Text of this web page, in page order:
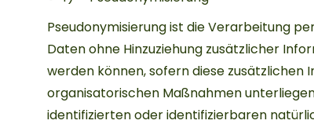
Pseudonymisierung ist die Verarbeitung
Daten ohne Hinzuziehung zusätzlicher
werden können, sofern diese
organisatorischen Maßnahmen
identifizierten oder identifizierbaren